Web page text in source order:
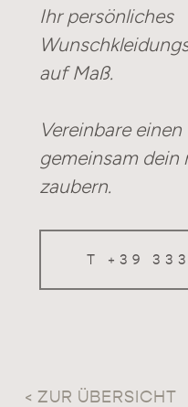
Ihr persönliches
auf Maß.
Vereinbare
gemeinsam dein
zaubern.
T +39
< ZUR ÜBERSICHT